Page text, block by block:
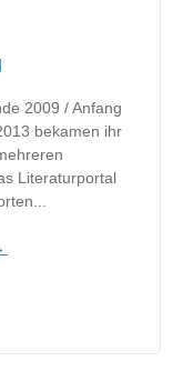
2009 / Anfang
bekamen ihr
Literaturportal